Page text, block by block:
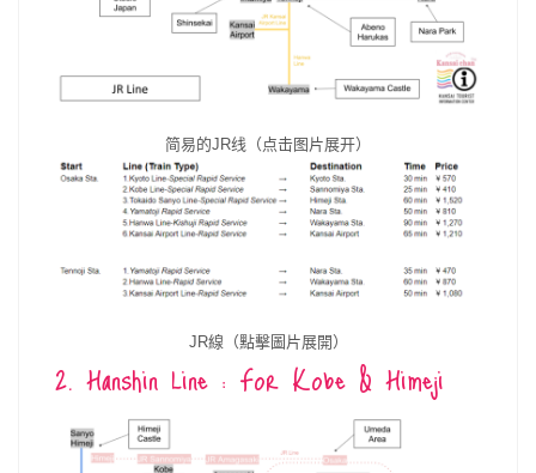
简易的JR线（点击图片展开）
JR線（點擊圖片展開）
2. Hanshin Line : For Kobe & Himeji